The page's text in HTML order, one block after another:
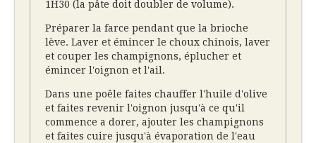
1H30 (la pâte doit doubler de volume).
Préparer la farce pendant que la brioche
lève. Laver et émincer le choux chinois, laver
et couper les champignons, éplucher et
émincer l'oignon et l'ail.
Dans une poêle faites chauffer l'huile d'olive
et faites revenir l'oignon jusqu'à ce qu'il
commence a dorer, ajouter les champignons
et faites cuire jusqu'à évaporation de l'eau